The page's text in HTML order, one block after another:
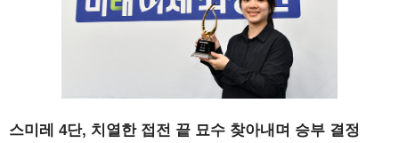
스미레 4단, 치열한 접전 끝 묘수 찾아내며 승부 결정